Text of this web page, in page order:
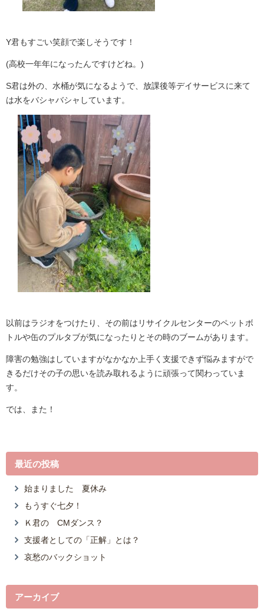
Y君もすごい笑顔で楽しそうです！
(高校一年年になったんですけどね。)
S君は外の、水桶が気になるようで、放課後等デイサービスに来て
は水をバシャバシャしています。
以前はラジオをつけたり、その前はリサイクルセンターのペットボ
トルや缶のプルタブが気になったりとその時のブームがあります。
障害の勉強はしていますがなかなか上手く支援できず悩みますがで
きるだけその子の思いを読み取れるように頑張って関わっていま
す。
では、また！
最近の投稿
始まりました 夏休み
もうすぐ七夕！
Ｋ君の CMダンス？
支援者としての「正解」とは？
哀愁のバックショット
アーカイブ